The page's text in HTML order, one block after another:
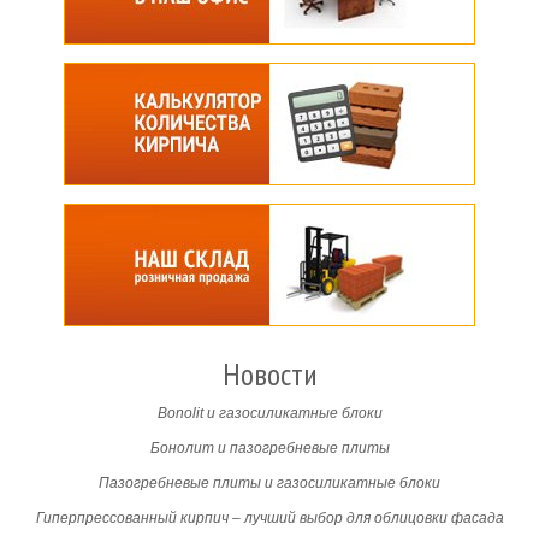
Новости
Bonolit и газосиликатные блоки
Бонолит и пазогребневые плиты
Пазогребневые плиты и газосиликатные блоки
Гиперпрессованный кирпич – лучший выбор для облицовки фасада